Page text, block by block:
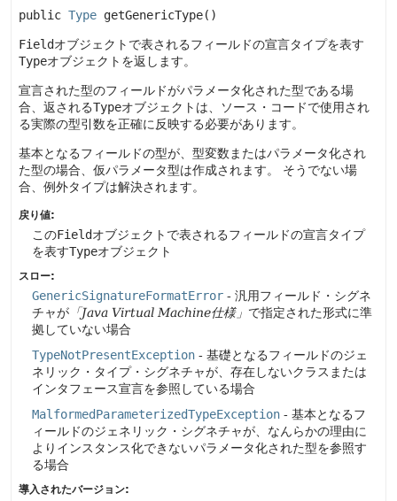
public Type getGenericType()
Fieldオブジェクトで表されるフィールドの宣言タイプを表す
Typeオブジェクトを返します。
宣言された型のフィールドがパラメータ化された型である場
合、返されるTypeオブジェクトは、ソース・コードで使用され
る実際の型引数を正確に反映する必要があります。
基本となるフィールドの型が、型変数またはパラメータ化され
た型の場合、仮パラメータ型は作成されます。
そうでない場
合、例外タイプは解決されます。
戻り値:
このFieldオブジェクトで表されるフィールドの宣言タイプ
を表すTypeオブジェクト
スロー:
GenericSignatureFormatError - 汎用フィールド・シグネ
チャが 「Java Virtual Machine仕様」 で指定された形式に準
拠していない場合
TypeNotPresentException - 基礎となるフィールドのジェ
ネリック・タイプ・シグネチャが、存在しないクラスまたは
インタフェース宣言を参照している場合
MalformedParameterizedTypeException - 基本となるフ
ィールドのジェネリック・シグネチャが、なんらかの理由に
よりインスタンス化できないパラメータ化された型を参照す
る場合
導入されたバージョン: